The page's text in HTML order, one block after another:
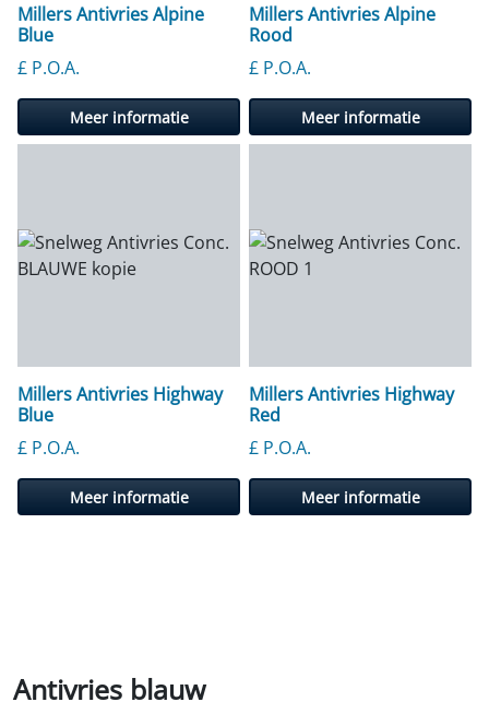
Millers Antivries Alpine
Blue
£ P.O.A.
Meer informatie
Millers Antivries Alpine
Rood
£ P.O.A.
Meer informatie
Millers Antivries Highway
Blue
£ P.O.A.
Meer informatie
Millers Antivries Highway
Red
£ P.O.A.
Meer informatie
Antivries blauw